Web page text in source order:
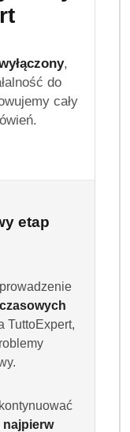
,
do
cały
etap
TuttoExpert,
najpierw